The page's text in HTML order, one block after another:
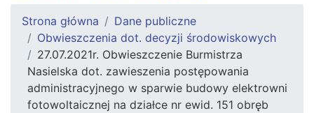
Strona główna
Dane publiczne
Obwieszczenia dot. decyzji środowiskowych
27.07.2021r. Obwieszczenie Burmistrza
Nasielska dot. zawieszenia postępowania
administracyjnego w sparwie budowy elektrowni
fotowoltaicznej na działce nr ewid. 151 obręb